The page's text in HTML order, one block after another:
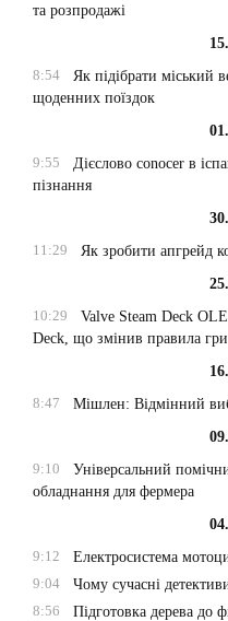
та розпродажі
8:54
Як підібрати міський
щоденних поїздок
9:55
Дієслово conocer в
пізнання
11:29
Як зробити апгрейд
10:29
Valve Steam Deck
Deck, що змінив правила гри
8:47
Мішлен: Відмінний
9:10
Універсальний
обладнання для фермера
9:12
Електросистема
9:04
Чому сучасні
8:56
Підготовка дерева до